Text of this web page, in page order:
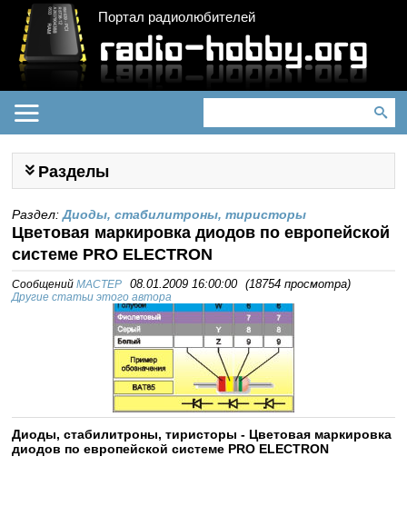
Портал радиолюбителей
Разделы
Раздел:Диоды, стабилитроны, тиристоры
Цветовая маркировка диодов по европейской
системе PRO ELECTRON
СообщенийMACTEP 08.01.2009 16:00:00 (18754 просмотра)
Другие статьи этого автора
Диоды, стабилитроны, тиристоры - Цветовая маркировка
диодов по европейской системе PRO ELECTRON